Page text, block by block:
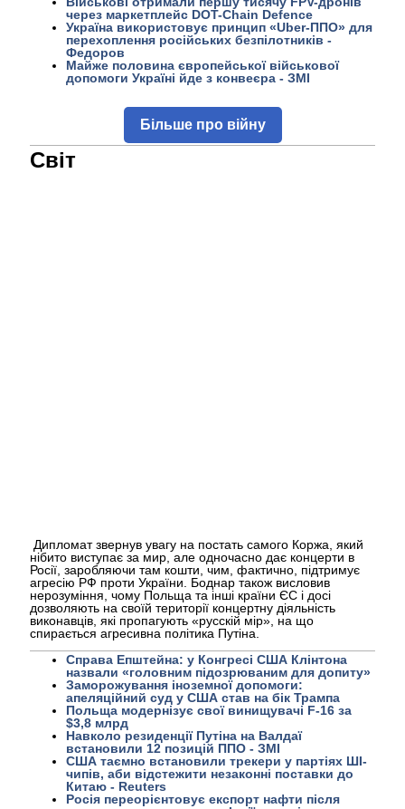
через маркетплейс DOT-Chain Defence
Україна використовує принцип «Uber-ППО» для
перехоплення російських безпілотників -
Федоров
Майже половина європейської військової
допомоги Україні йде з конвеєра - ЗМІ
Більше про війну
Світ
Дипломат звернув увагу на постать самого Коржа, який
нібито виступає за мир, але одночасно дає концерти в
Росії, заробляючи там кошти, чим, фактично, підтримує
агресію РФ проти України. Боднар також висловив
нерозуміння, чому Польща та інші країни ЄС і досі
дозволяють на своїй території концертну діяльність
виконавців, які пропагують «русскій мір», на що
спирається агресивна політика Путіна.
Справа Епштейна: у Конгресі США Клінтона
назвали «головним підозрюваним для допиту»
Заморожування іноземної допомоги:
апеляційний суд у США став на бік Трампа
Польща модернізує свої винищувачі F-16 за
$3,8 млрд
Навколо резиденції Путіна на Валдаї
встановили 12 позицій ППО - ЗМІ
США таємно встановили трекери у партіях ШІ-
чипів, аби відстежити незаконні поставки до
Китаю - Reuters
Росія переорієнтовує експорт нафти після